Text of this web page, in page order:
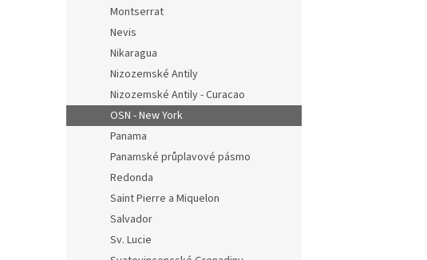
Montserrat
Nevis
Nikaragua
Nizozemské Antily
Nizozemské Antily - Curacao
OSN - New York
Panama
Panamské průplavové pásmo
Redonda
Saint Pierre a Miquelon
Salvador
Sv. Lucie